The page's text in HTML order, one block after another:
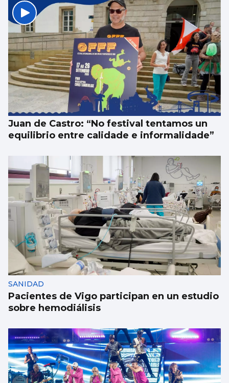
AVALANCHA EN LA FRONTERA
Marlaska insiste: “No hubo ni informe ni
aviso del CNI”
Juan de Castro: “No festival tentamos un
equilibrio entre calidade e informalidade”
SANIDAD
Pacientes de Vigo participan en un estudio
sobre hemodiálisis